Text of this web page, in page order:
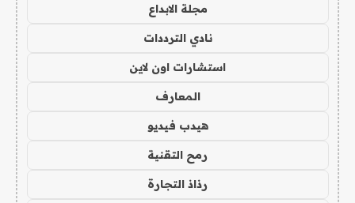
مجلة الابداع
نادي الترددات
استشارات اون لاين
المعارف
هيدب فيديو
رمح التقنية
رذاذ التجارة